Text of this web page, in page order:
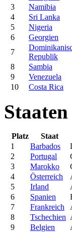
3
Namibia
4
Sri Lanka
5
Nigeria
6
Georgien
7
Republik
8
Sambia
9
Venezuela
10
Costa Rica
Platz Staat
1
Barbados
2
Portugal
3
Marokko
4
Österreich
5
Irland
6
Spanien
7
Frankreich
8
Tschechien
9
Belgien